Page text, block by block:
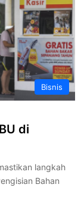
Bisnis
di
langkah
Bahan